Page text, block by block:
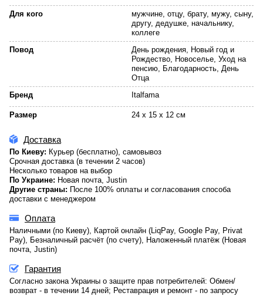
Для кого
мужчине, отцу, брату, мужу, сыну,
другу, дедушке, начальнику,
коллеге
Повод
День рождения, Новый год и
Рождество, Новоселье, Уход на
пенсию, Благодарность, День
Отца
Бренд
Italfama
Размер 24 x 15 x 12 см
Доставка
По Киеву: Курьер (бесплатно), самовывоз
Срочная доставка (в течении 2 часов)
Несколько товаров на выбор
По Украине: Новая почта, Justin
Другие страны: После 100% оплаты и согласования способа
доставки с менеджером
Оплата
Наличными (по Киеву), Картой онлайн (LiqPay, Google Pay, Privat
Pay), Безналичный расчёт (по счету), Наложенный платёж (Новая
почта, Justin)
Гарантия
Согласно закона Украины о защите прав потребителей: Обмен/
возврат - в течении 14 дней; Реставрация и ремонт - по запросу